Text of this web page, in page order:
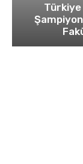
Türkiye